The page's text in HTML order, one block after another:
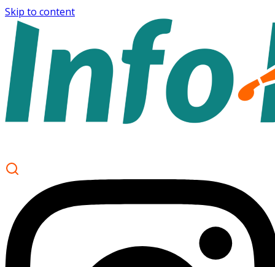
Skip to content